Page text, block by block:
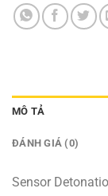
MÔ TẢ
ĐÁNH GIÁ (0)
Sensor